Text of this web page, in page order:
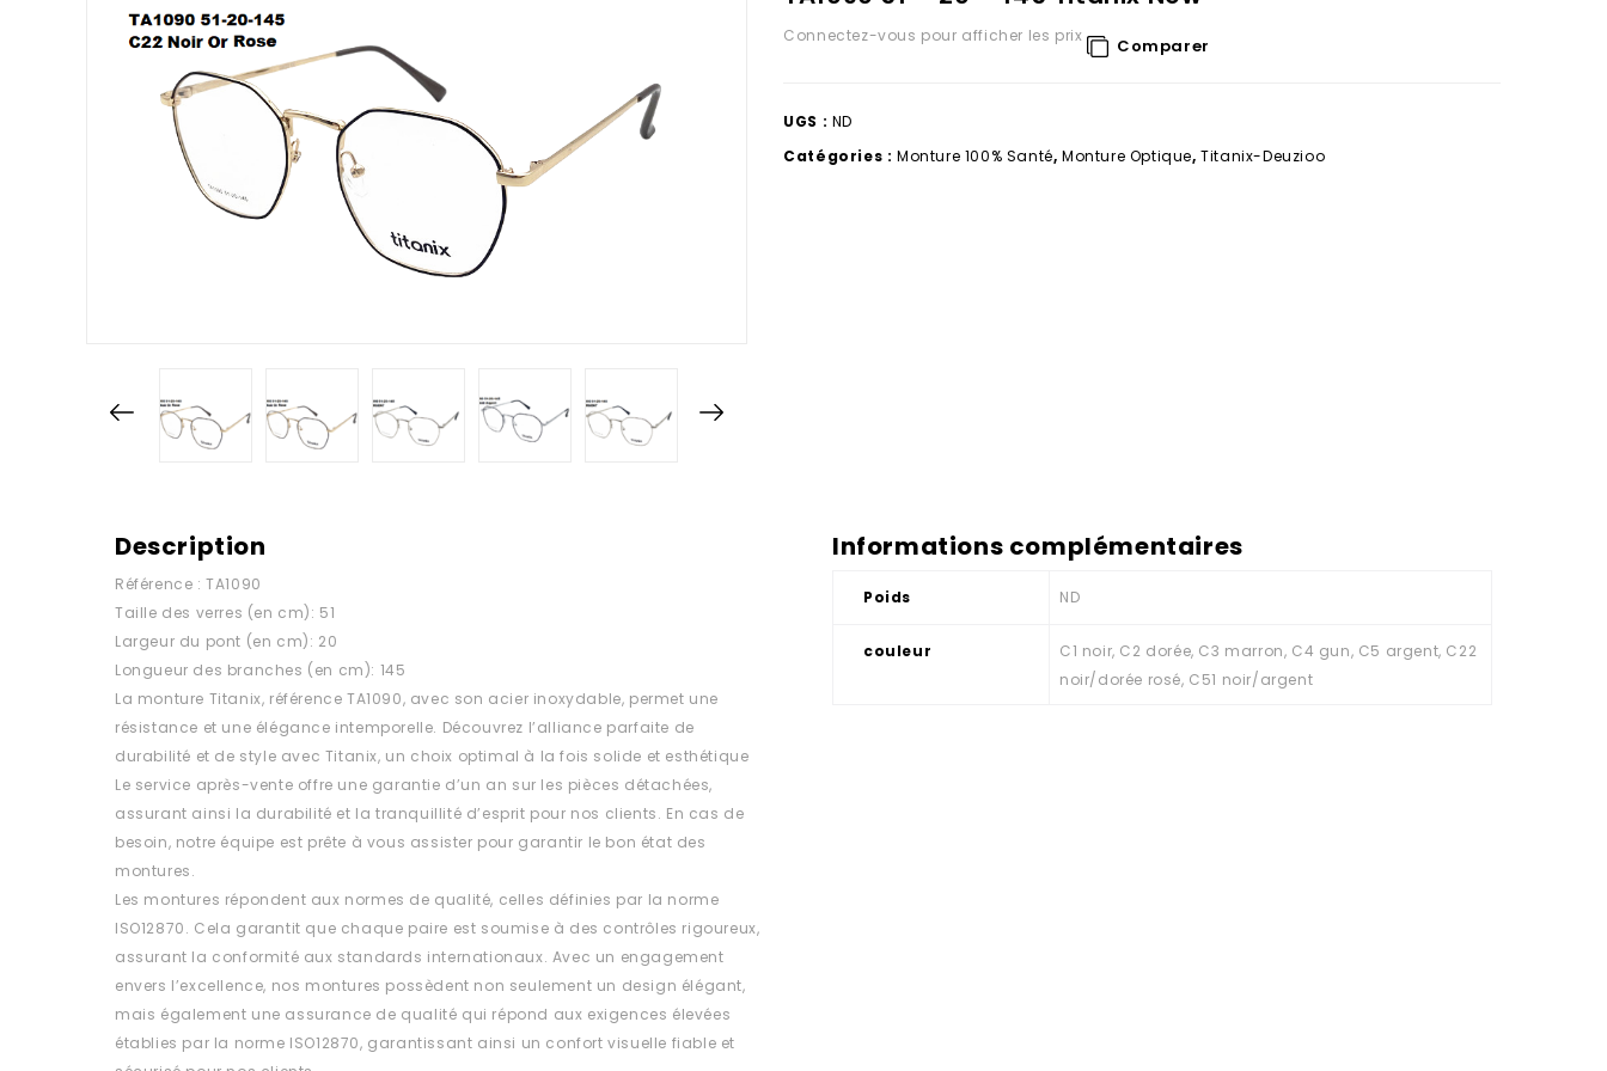
Connectez-vous pour afficher les prix Comparer
UGS : ND
Catégories : Monture 100% Santé,Monture Optique,Titanix-Deuzioo
Description
Référence : TA1090
Taille des verres (en cm): 51
Largeur du pont (en cm): 20
Longueur des branches (en cm): 145
La monture Titanix, référence TA1090, avec son acier inoxydable, permet une
résistance et une élégance intemporelle. Découvrez l’alliance parfaite de
durabilité et de style avec Titanix, un choix optimal à la fois solide et esthétique
Le service après-vente offre une garantie d’un an sur les pièces détachées,
assurant ainsi la durabilité et la tranquillité d’esprit pour nos clients. En cas de
besoin, notre équipe est prête à vous assister pour garantir le bon état des
montures.
Les montures répondent aux normes de qualité, celles définies par la norme
ISO12870. Cela garantit que chaque paire est soumise à des contrôles rigoureux,
assurant la conformité aux standards internationaux. Avec un engagement
envers l’excellence, nos montures possèdent non seulement un design élégant,
mais également une assurance de qualité qui répond aux exigences élevées
établies par la norme ISO12870, garantissant ainsi un confort visuelle fiable et
Informations complémentaires
Poids ND
couleur
C1 noir, C2 dorée, C3 marron, C4 gun, C5 argent, C22
noir/dorée rosé, C51 noir/argent